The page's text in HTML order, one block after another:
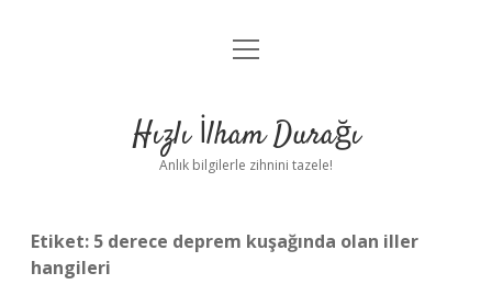
Anasayfa
Yasal Uyarı
menüyü
Hızlı İlham Durağı
Anlık bilgilerle zihnini tazele!
Etiket: 5 derece deprem kuşağında olan iller
hangileri